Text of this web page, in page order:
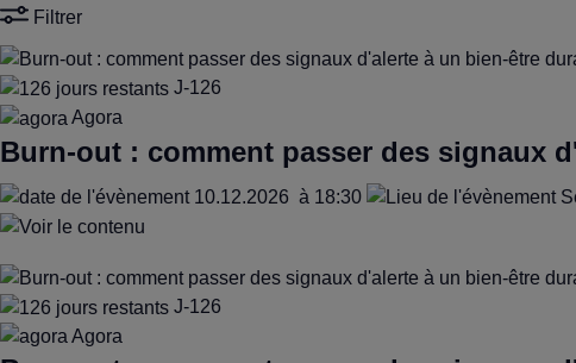
Filtrer
J-126
Agora
Burn-out : comment passer des signaux
10.12.2026 à 18:30
J-126
Agora